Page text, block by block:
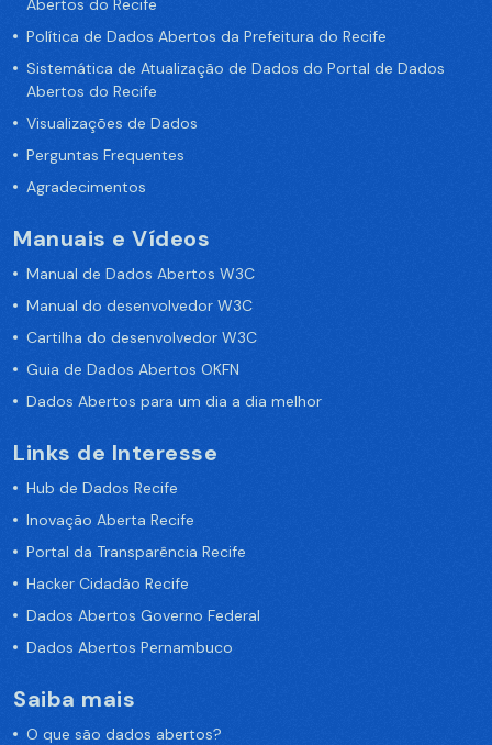
Abertos do Recife
Política de Dados Abertos da Prefeitura do Recife
Sistemática de Atualização de Dados do Portal de Dados
Abertos do Recife
Visualizações de Dados
Perguntas Frequentes
Agradecimentos
Manuais e Vídeos
Manual de Dados Abertos W3C
Manual do desenvolvedor W3C
Cartilha do desenvolvedor W3C
Guia de Dados Abertos OKFN
Dados Abertos para um dia a dia melhor
Links de Interesse
Hub de Dados Recife
Inovação Aberta Recife
Portal da Transparência Recife
Hacker Cidadão Recife
Dados Abertos Governo Federal
Dados Abertos Pernambuco
Saiba mais
O que são dados abertos?